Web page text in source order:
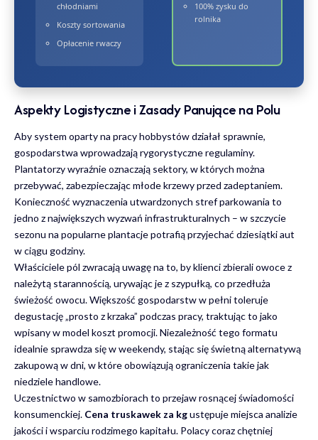
chłodniami
Koszty sortowania
Opłacenie rwaczy
100% zysku do
rolnika
Aspekty Logistyczne i Zasady Panujące na Polu
Aby system oparty na pracy hobbystów działał sprawnie,
gospodarstwa wprowadzają rygorystyczne regulaminy.
Plantatorzy wyraźnie oznaczają sektory, w których można
przebywać, zabezpieczając młode krzewy przed zadeptaniem.
Konieczność wyznaczenia utwardzonych stref parkowania to
jedno z największych wyzwań infrastrukturalnych – w szczycie
sezonu na popularne plantacje potrafią przyjechać dziesiątki aut
w ciągu godziny.
Właściciele pól zwracają uwagę na to, by klienci zbierali owoce z
należytą starannością, urywając je z szypułką, co przedłuża
świeżość owocu. Większość gospodarstw w pełni toleruje
degustację „prosto z krzaka” podczas pracy, traktując to jako
wpisany w model koszt promocji. Niezależność tego formatu
idealnie sprawdza się w weekendy, stając się świetną alternatywą
zakupową w dni, w które obowiązują ograniczenia takie jak
niedziele handlowe.
Uczestnictwo w samozbiorach to przejaw rosnącej świadomości
konsumenckiej. Cena truskawek za kgustępuje miejsca analizie
jakości i wsparciu rodzimego kapitału. Polacy coraz chętniej